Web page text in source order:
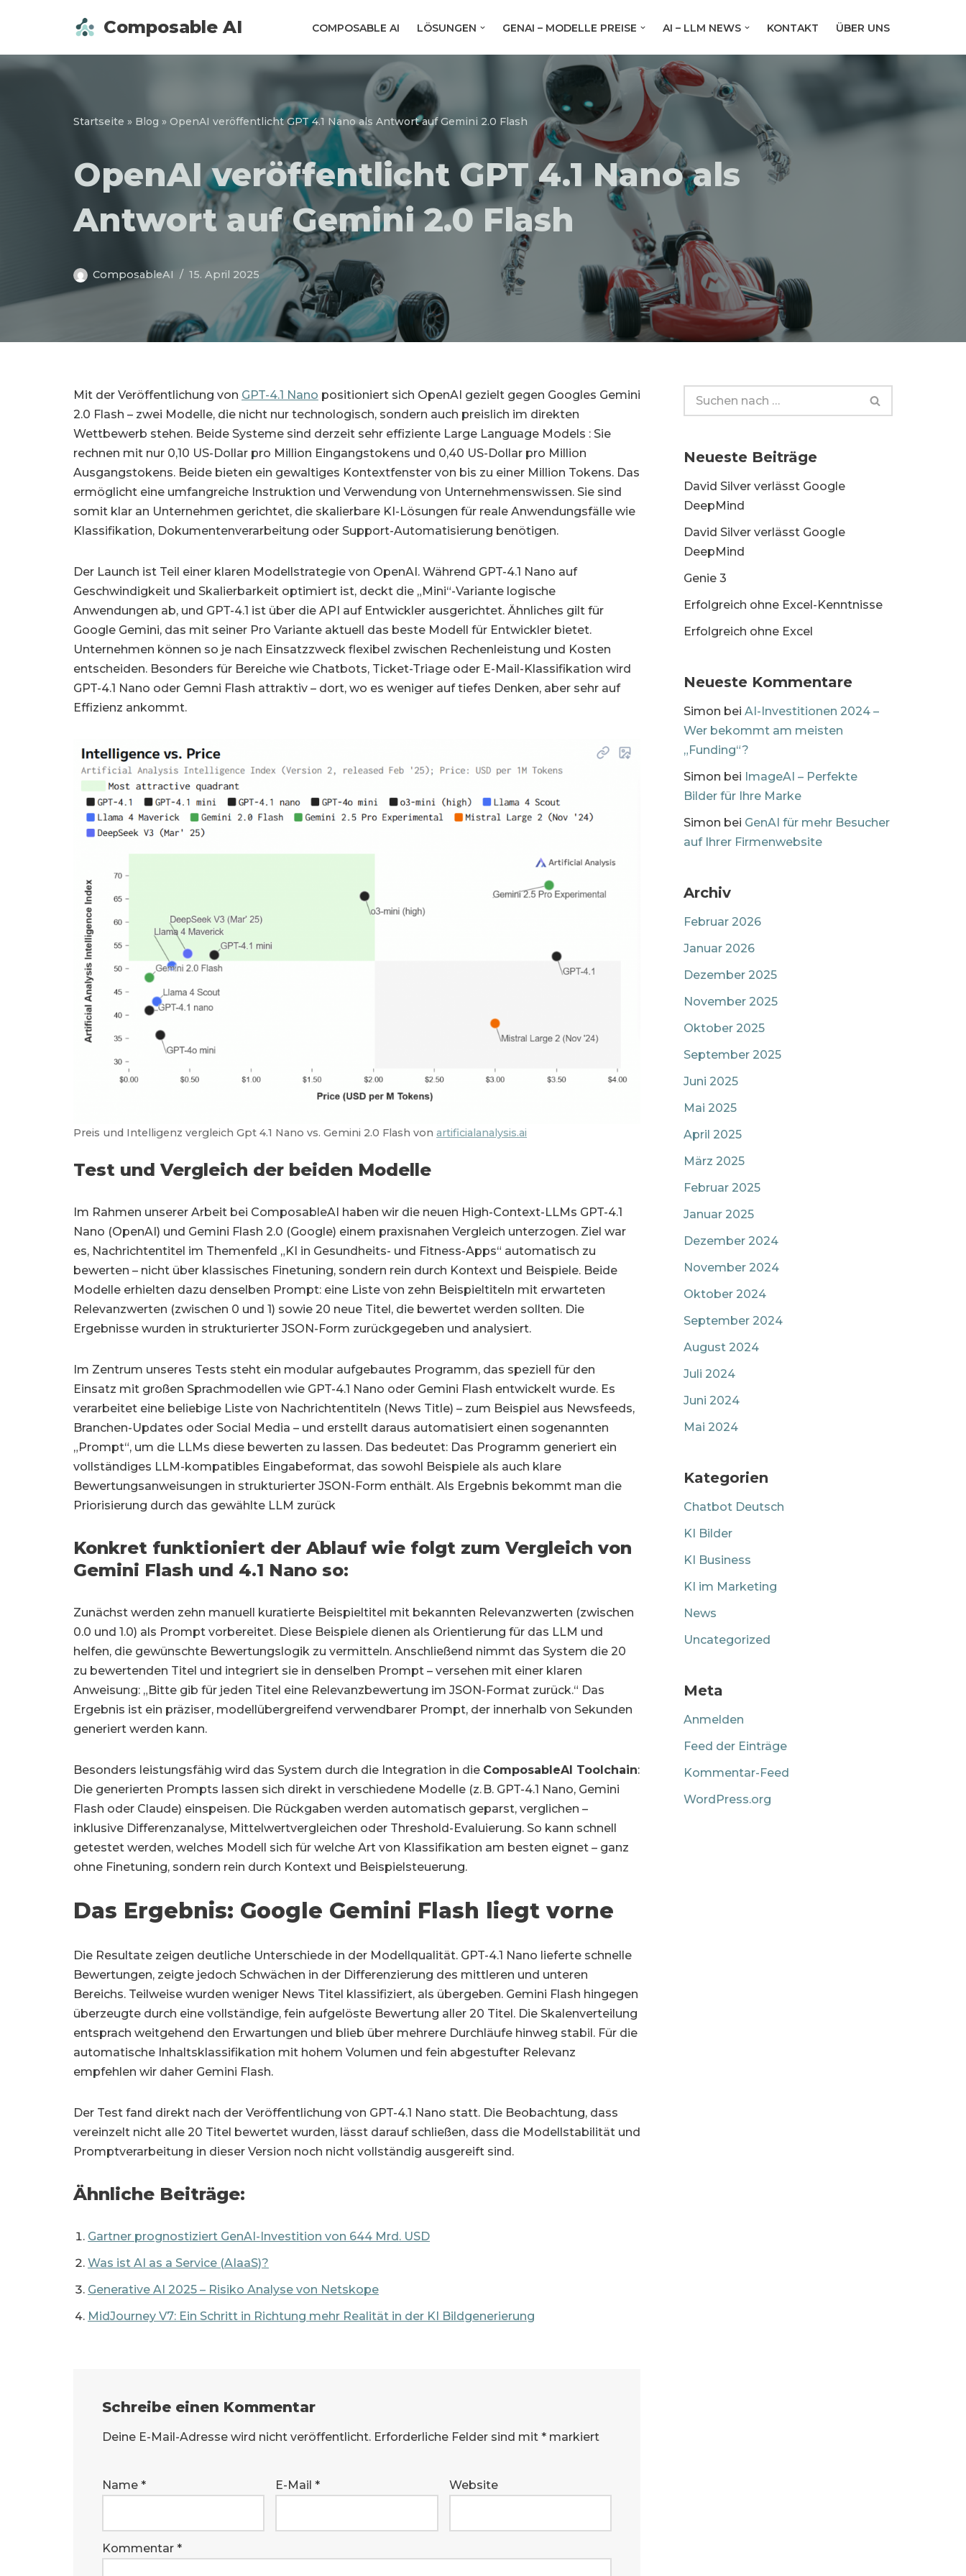
Inhalt
springen
Composable AI COMPOSABLE AI LÖSUNGEN GENAI – MODELLE PREISE AI – LLM NEWS KONTAKT ÜBER UNS
Startseite » Blog » OpenAI veröffentlicht GPT 4.1 Nano als Antwort auf Gemini 2.0 Flash
OpenAI veröffentlicht GPT 4.1 Nano als
Antwort auf Gemini 2.0 Flash
ComposableAI 15. April 2025
Mit der Veröffentlichung von GPT-4.1 Nano positioniert sich OpenAI gezielt gegen Googles Gemini
2.0 Flash – zwei Modelle, die nicht nur technologisch, sondern auch preislich im direkten
Wettbewerb stehen. Beide Systeme sind derzeit sehr effiziente Large Language Models : Sie
rechnen mit nur 0,10 US-Dollar pro Million Eingangstokens und 0,40 US-Dollar pro Million
Ausgangstokens. Beide bieten ein gewaltiges Kontextfenster von bis zu einer Million Tokens. Das
ermöglicht eine umfangreiche Instruktion und Verwendung von Unternehmenswissen. Sie sind
somit klar an Unternehmen gerichtet, die skalierbare KI-Lösungen für reale Anwendungsfälle wie
Klassifikation, Dokumentenverarbeitung oder Support-Automatisierung benötigen.
Der Launch ist Teil einer klaren Modellstrategie von OpenAI. Während GPT-4.1 Nano auf
Geschwindigkeit und Skalierbarkeit optimiert ist, deckt die „Mini“-Variante logische
Anwendungen ab, und GPT-4.1 ist über die API auf Entwickler ausgerichtet. Ähnliches gilt für
Google Gemini, das mit seiner Pro Variante aktuell das beste Modell für Entwickler bietet.
Unternehmen können so je nach Einsatzzweck flexibel zwischen Rechenleistung und Kosten
entscheiden. Besonders für Bereiche wie Chatbots, Ticket-Triage oder E-Mail-Klassifikation wird
GPT-4.1 Nano oder Gemni Flash attraktiv – dort, wo es weniger auf tiefes Denken, aber sehr auf
Effizienz ankommt.
Preis und Intelligenz vergleich Gpt 4.1 Nano vs. Gemini 2.0 Flash von artificialanalysis.ai
Test und Vergleich der beiden Modelle
Im Rahmen unserer Arbeit bei ComposableAI haben wir die neuen High-Context-LLMs GPT-4.1
Nano (OpenAI) und Gemini Flash 2.0 (Google) einem praxisnahen Vergleich unterzogen. Ziel war
es, Nachrichtentitel im Themenfeld „KI in Gesundheits- und Fitness-Apps“ automatisch zu
bewerten – nicht über klassisches Finetuning, sondern rein durch Kontext und Beispiele. Beide
Modelle erhielten dazu denselben Prompt: eine Liste von zehn Beispieltiteln mit erwarteten
Relevanzwerten (zwischen 0 und 1) sowie 20 neue Titel, die bewertet werden sollten. Die
Ergebnisse wurden in strukturierter JSON-Form zurückgegeben und analysiert.
Im Zentrum unseres Tests steht ein modular aufgebautes Programm, das speziell für den
Einsatz mit großen Sprachmodellen wie GPT-4.1 Nano oder Gemini Flash entwickelt wurde. Es
verarbeitet eine beliebige Liste von Nachrichtentiteln (News Title) – zum Beispiel aus Newsfeeds,
Branchen-Updates oder Social Media – und erstellt daraus automatisiert einen sogenannten
„Prompt“, um die LLMs diese bewerten zu lassen. Das bedeutet: Das Programm generiert ein
vollständiges LLM-kompatibles Eingabeformat, das sowohl Beispiele als auch klare
Bewertungsanweisungen in strukturierter JSON-Form enthält. Als Ergebnis bekommt man die
Priorisierung durch das gewählte LLM zurück
Konkret funktioniert der Ablauf wie folgt zum Vergleich von
Gemini Flash und 4.1 Nano so:
Zunächst werden zehn manuell kuratierte Beispieltitel mit bekannten Relevanzwerten (zwischen
0.0 und 1.0) als Prompt vorbereitet. Diese Beispiele dienen als Orientierung für das LLM und
helfen, die gewünschte Bewertungslogik zu vermitteln. Anschließend nimmt das System die 20
zu bewertenden Titel und integriert sie in denselben Prompt – versehen mit einer klaren
Anweisung: „Bitte gib für jeden Titel eine Relevanzbewertung im JSON-Format zurück.“ Das
Ergebnis ist ein präziser, modellübergreifend verwendbarer Prompt, der innerhalb von Sekunden
generiert werden kann.
Besonders leistungsfähig wird das System durch die Integration in die ComposableAI Toolchain:
Die generierten Prompts lassen sich direkt in verschiedene Modelle (z. B. GPT-4.1 Nano, Gemini
Flash oder Claude) einspeisen. Die Rückgaben werden automatisch geparst, verglichen –
inklusive Differenzanalyse, Mittelwertvergleichen oder Threshold-Evaluierung. So kann schnell
getestet werden, welches Modell sich für welche Art von Klassifikation am besten eignet – ganz
ohne Finetuning, sondern rein durch Kontext und Beispielsteuerung.
Das Ergebnis: Google Gemini Flash liegt vorne
Die Resultate zeigen deutliche Unterschiede in der Modellqualität. GPT-4.1 Nano lieferte schnelle
Bewertungen, zeigte jedoch Schwächen in der Differenzierung des mittleren und unteren
Bereichs. Teilweise wurden weniger News Titel klassifiziert, als übergeben. Gemini Flash hingegen
überzeugte durch eine vollständige, fein aufgelöste Bewertung aller 20 Titel. Die Skalenverteilung
entsprach weitgehend den Erwartungen und blieb über mehrere Durchläufe hinweg stabil. Für die
automatische Inhaltsklassifikation mit hohem Volumen und fein abgestufter Relevanz
empfehlen wir daher Gemini Flash.
Der Test fand direkt nach der Veröffentlichung von GPT-4.1 Nano statt. Die Beobachtung, dass
vereinzelt nicht alle 20 Titel bewertet wurden, lässt darauf schließen, dass die Modellstabilität und
Promptverarbeitung in dieser Version noch nicht vollständig ausgereift sind.
Ähnliche Beiträge:
Gartner prognostiziert GenAI-Investition von 644 Mrd. USD
Was ist AI as a Service (AIaaS)?
Generative AI 2025 – Risiko Analyse von Netskope
MidJourney V7: Ein Schritt in Richtung mehr Realität in der KI Bildgenerierung
Schreibe einen Kommentar
Deine E-Mail-Adresse wird nicht veröffentlicht. Erforderliche Felder sind mit * markiert
Name * E-Mail* Website
Kommentar *
Neueste Beiträge
David Silver verlässt Google
DeepMind
David Silver verlässt Google
DeepMind
Genie 3
Erfolgreich ohne Excel-Kenntnisse
Erfolgreich ohne Excel
Neueste Kommentare
Simon bei AI-Investitionen 2024 –
Wer bekommt am meisten
„Funding“?
Simon bei ImageAI – Perfekte
Bilder für Ihre Marke
Simon bei GenAI für mehr Besucher
auf Ihrer Firmenwebsite
Archiv
Februar 2026
Januar 2026
Dezember 2025
November 2025
Oktober 2025
September 2025
Juni 2025
Mai 2025
April 2025
März 2025
Februar 2025
Januar 2025
Dezember 2024
November 2024
Oktober 2024
September 2024
August 2024
Juli 2024
Juni 2024
Mai 2024
Kategorien
Chatbot Deutsch
KI Bilder
KI Business
KI im Marketing
News
Uncategorized
Meta
Anmelden
Feed der Einträge
Kommentar-Feed
WordPress.org